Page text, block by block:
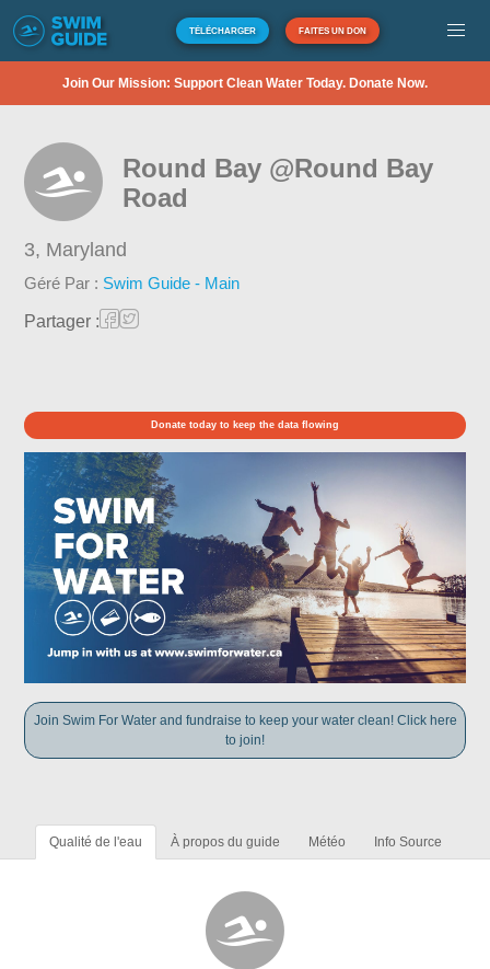
TÉLÉCHARGER FAITES UN DON
Join Our Mission: Support Clean Water Today. Donate Now.
Round Bay @Round Bay
Road
3, Maryland
Géré Par : Swim Guide - Main
Partager :
Donate today to keep the data flowing
Join Swim For Water and fundraise to keep your water clean! Click here
to join!
Qualité de l'eau À propos du guide Météo Info Source